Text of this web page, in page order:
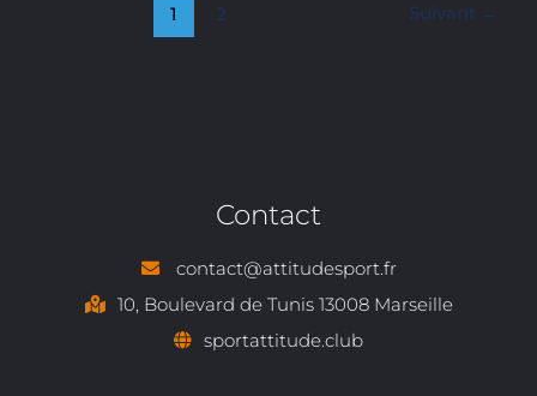
1 2 Suivant →
Contact
contact@attitudesport.fr
10, Boulevard de Tunis 13008 Marseille
sportattitude.club